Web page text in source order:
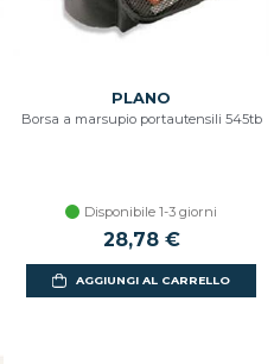
PLANO
Borsa a marsupio portautensili 545tb
Disponibile 1-3 giorni
28,78 €
AGGIUNGI AL CARRELLO